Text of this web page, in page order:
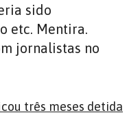
sido
etc. Mentira.
jornalistas no
três meses detida